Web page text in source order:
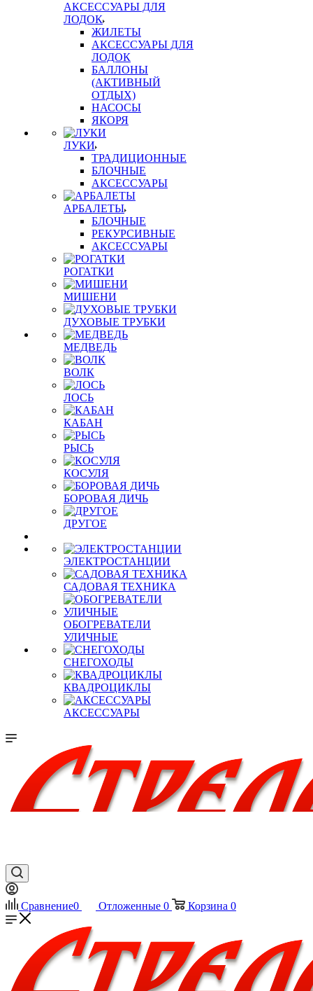
АКСЕССУАРЫ ДЛЯ
ЛОДОК
ЖИЛЕТЫ
АКСЕССУАРЫ ДЛЯ
ЛОДОК
БАЛЛОНЫ
(АКТИВНЫЙ
ОТДЫХ)
НАСОСЫ
ЯКОРЯ
ЛУКИ
ТРАДИЦИОННЫЕ
БЛОЧНЫЕ
АКСЕССУАРЫ
АРБАЛЕТЫ
БЛОЧНЫЕ
РЕКУРСИВНЫЕ
АКСЕССУАРЫ
РОГАТКИ
МИШЕНИ
ДУХОВЫЕ ТРУБКИ
МЕДВЕДЬ
ВОЛК
ЛОСЬ
КАБАН
РЫСЬ
КОСУЛЯ
БОРОВАЯ ДИЧЬ
ДРУГОЕ
ЭЛЕКТРОСТАНЦИИ
САДОВАЯ ТЕХНИКА
ОБОГРЕВАТЕЛИ
УЛИЧНЫЕ
СНЕГОХОДЫ
КВАДРОЦИКЛЫ
АКСЕССУАРЫ
Сравнение0 Отложенные 0 Корзина 0